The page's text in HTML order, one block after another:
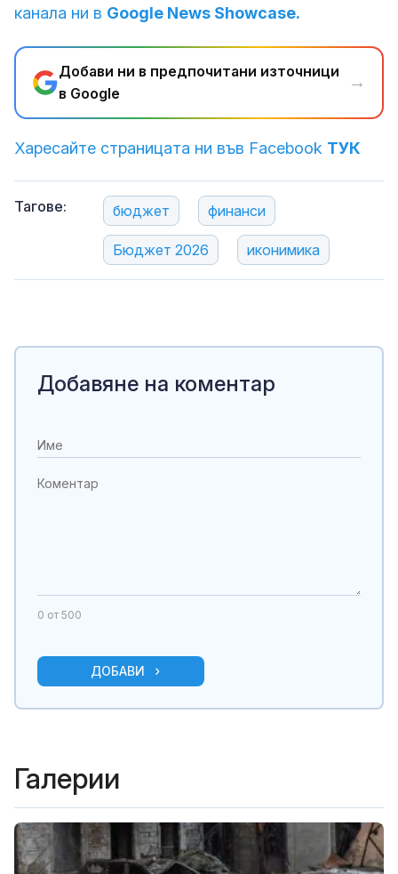
канала ни в Google News Showcase.
Добави ни в предпочитани източници
в Google
→
Харесайте страницата ни във Facebook ТУК
Тагове: бюджет финанси
Бюджет 2026 иконимика
Добавяне на коментар
0 от 500
ДОБАВИ
Галерии